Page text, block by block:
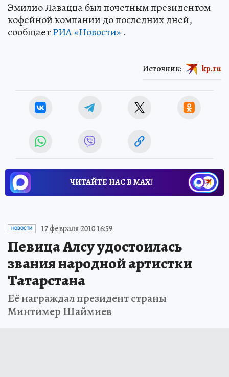
Эмилио Лавацца был почетным президентом
кофейной компании до последних дней,
сообщаетРИА «Новости» .
Источник: kp.ru
ЧИТАЙТЕ НАС В МАХ!
НОВОСТИ 17 февраля 2010 16:59
Певица Алсу удостоилась
звания народной артистки
Татарстана
Её награждал президент страны
Минтимер Шаймиев